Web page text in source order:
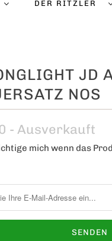
DER RITZLER
JD
NOS
- Ausverkauft
mich wenn das